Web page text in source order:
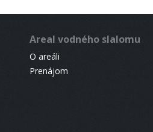
Areal vodného slalomu
O areáli
Prenájom